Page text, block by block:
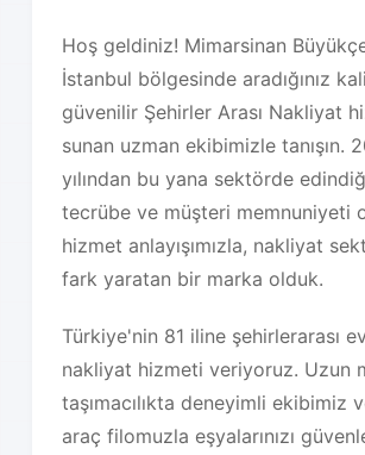
Hoş geldiniz! Mimarsinan
İstanbul bölgesinde aradığınız
güvenilir Şehirler Arası Nakliyat
sunan uzman ekibimizle tanışın.
yılından bu yana sektörde
tecrübe ve müşteri memnuniyeti
hizmet anlayışımızla, nakliyat
fark yaratan bir marka olduk.
Türkiye'nin 81 iline şehirlerarası
nakliyat hizmeti veriyoruz. Uzun
taşımacılıkta deneyimli ekibimiz
araç filomuzla eşyalarınızı